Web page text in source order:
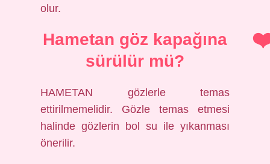
olur.
Hametan göz kapağına
sürülür mü?
HAMETAN gözlerle temas
ettirilmemelidir. Gözle temas etmesi
halinde gözlerin bol su ile yıkanması
önerilir.